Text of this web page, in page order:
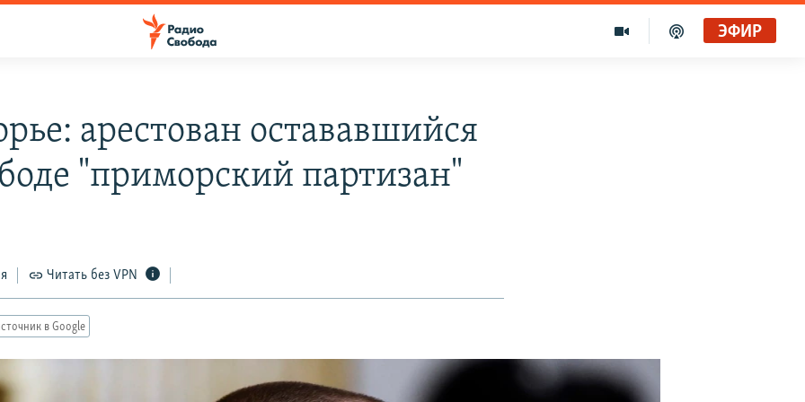
ЭФИР
арестован остававшийся
"приморский партизан"
Читать без VPN
в Google